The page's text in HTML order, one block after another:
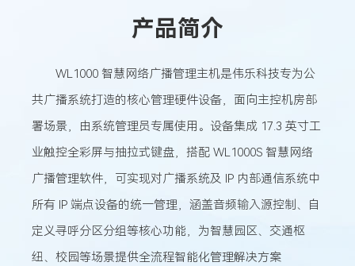
产品简介
WL1000 智慧网络广播管理主机是伟乐科技专为公
共广播系统打造的核心管理硬件设备，面向主控机房部
署场景，由系统管理员专属使用。设备集成 17.3 英寸工
业触控全彩屏与抽拉式键盘，搭配 WL1000S 智慧网络
广播管理软件，可实现对广播系统及 IP 内部通信系统中
所有 IP 端点设备的统一管理，涵盖音频输入源控制、自
定义寻呼分区分组等核心功能，为智慧园区、交通枢
纽、校园等场景提供全流程智能化管理解决方案